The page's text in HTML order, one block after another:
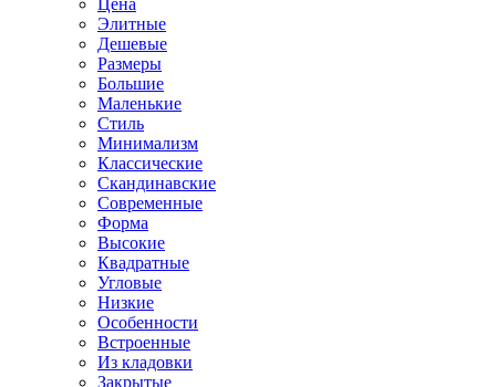
Цена
Элитные
Дешевые
Размеры
Большие
Маленькие
Стиль
Минимализм
Классические
Скандинавские
Современные
Форма
Высокие
Квадратные
Угловые
Низкие
Особенности
Встроенные
Из кладовки
Закрытые